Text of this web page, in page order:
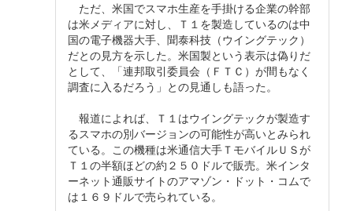
ただ、米国でスマホ生産を手掛ける企業の幹部
は米メディアに対し、Ｔ１を製造しているのは中
国の電子機器大手、聞泰科技（ウイングテック）
だとの見方を示した。米国製という表示は偽りだ
として、「連邦取引委員会（ＦＴＣ）が間もなく
調査に入るだろう」との見通しも語った。
報道によれば、Ｔ１はウイングテックが製造す
るスマホの別バージョンの可能性が高いとみられ
ている。この機種は米通信大手ＴモバイルＵＳが
Ｔ１の半額ほどの約２５０ドルで販売。米インタ
ーネット通販サイトのアマゾン・ドット・コムで
は１６９ドルで売られている。